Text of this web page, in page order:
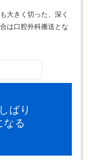
大きく切った、深く
は口腔外科搬送とな
ばり
なる